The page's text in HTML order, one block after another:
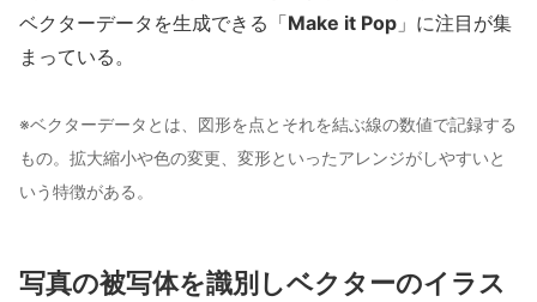
ベクターデータを生成できる「Make it Pop 」に注目が集
まっている。
※ベクターデータとは、図形を点とそれを結ぶ線の数値で記録する
もの。拡大縮小や色の変更、変形といったアレンジがしやすいと
いう特徴がある。
写真の被写体を識別しベクターのイラス